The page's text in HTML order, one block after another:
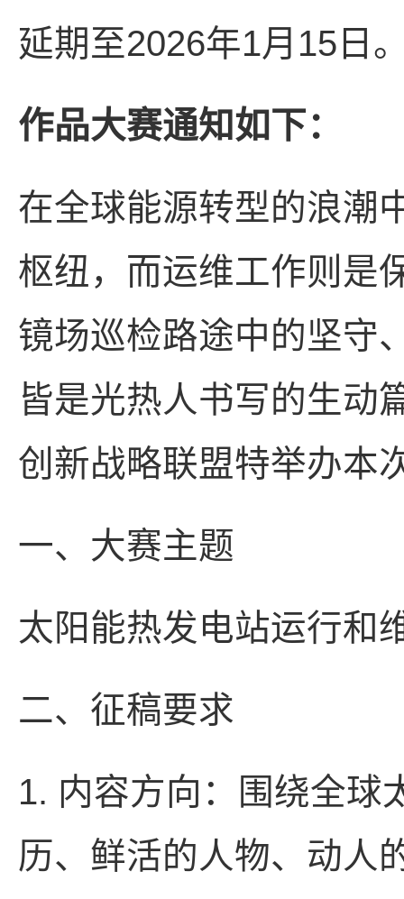
延期至2026年1月15日
作品大赛通知如下：
在全球能源转型的浪潮
枢纽，而运维工作则是
镜场巡检路途中的坚守
皆是光热人书写的生动
创新战略联盟特举办本
一、大赛主题
太阳能热发电站运行和
二、征稿要求
1. 内容方向：围绕全球
历、鲜活的人物、动人